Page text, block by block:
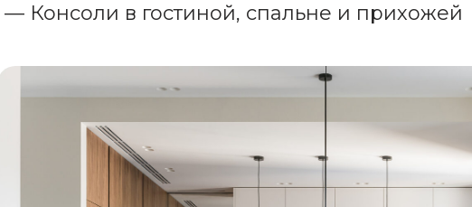
— Консоли в гостиной, спальне и прихожей